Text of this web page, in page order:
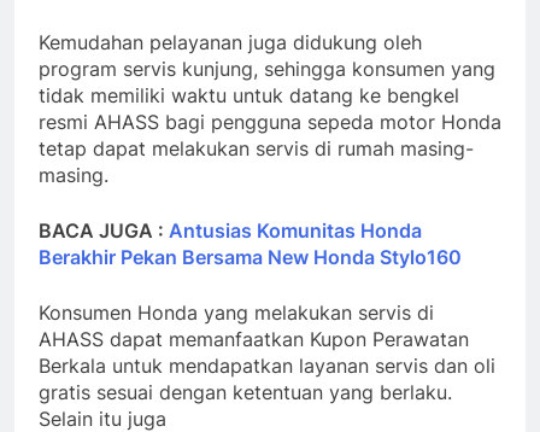
Kemudahan pelayanan juga didukung oleh
program servis kunjung, sehingga konsumen yang
tidak memiliki waktu untuk datang ke bengkel
resmi AHASS bagi pengguna sepeda motor Honda
tetap dapat melakukan servis di rumah masing-
masing.
BACA JUGA : Antusias Komunitas Honda
Berakhir Pekan Bersama New Honda Stylo160
Konsumen Honda yang melakukan servis di
AHASS dapat memanfaatkan Kupon Perawatan
Berkala untuk mendapatkan layanan servis dan oli
gratis sesuai dengan ketentuan yang berlaku.
Selain itu juga